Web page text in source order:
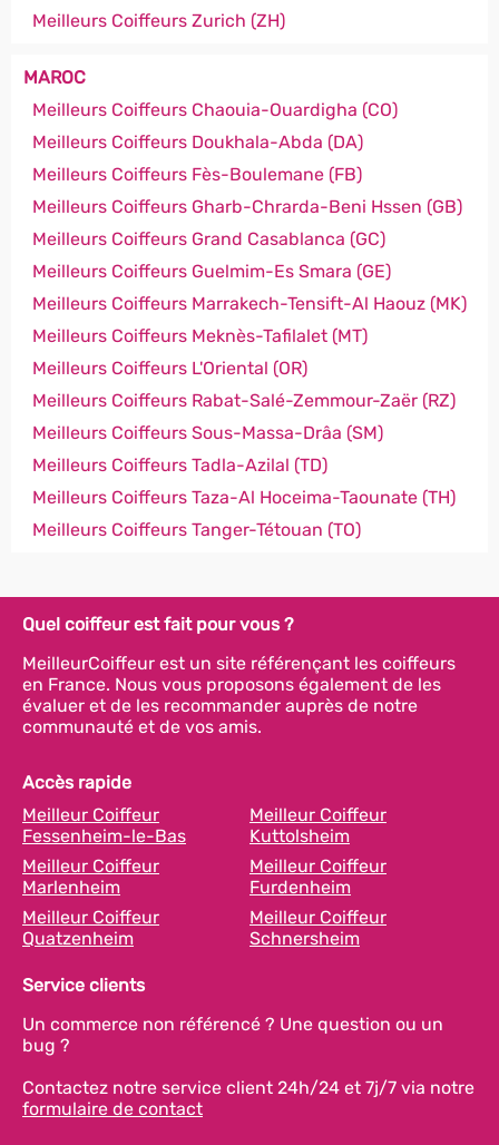
Meilleurs Coiffeurs Zurich (ZH)
MAROC
Meilleurs Coiffeurs Chaouia-Ouardigha (CO)
Meilleurs Coiffeurs Doukhala-Abda (DA)
Meilleurs Coiffeurs Fès-Boulemane (FB)
Meilleurs Coiffeurs Gharb-Chrarda-Beni Hssen (GB)
Meilleurs Coiffeurs Grand Casablanca (GC)
Meilleurs Coiffeurs Guelmim-Es Smara (GE)
Meilleurs Coiffeurs Marrakech-Tensift-Al Haouz (MK)
Meilleurs Coiffeurs Meknès-Tafilalet (MT)
Meilleurs Coiffeurs L'Oriental (OR)
Meilleurs Coiffeurs Rabat-Salé-Zemmour-Zaër (RZ)
Meilleurs Coiffeurs Sous-Massa-Drâa (SM)
Meilleurs Coiffeurs Tadla-Azilal (TD)
Meilleurs Coiffeurs Taza-Al Hoceima-Taounate (TH)
Meilleurs Coiffeurs Tanger-Tétouan (TO)
Quel coiffeur est fait pour vous ?
MeilleurCoiffeur est un site référençant les coiffeurs
en France. Nous vous proposons également de les
évaluer et de les recommander auprès de notre
communauté et de vos amis.
Accès rapide
Meilleur Coiffeur
Fessenheim-le-Bas
Meilleur Coiffeur
Kuttolsheim
Meilleur Coiffeur
Marlenheim
Meilleur Coiffeur
Furdenheim
Meilleur Coiffeur
Quatzenheim
Meilleur Coiffeur
Schnersheim
Service clients
Un commerce non référencé ? Une question ou un
bug ?
Contactez notre service client 24h/24 et 7j/7 via notre
formulaire de contact